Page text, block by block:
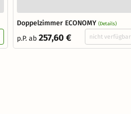
Doppelzimmer ECONOMY (Details)
p.P. ab 257,60 € nicht verfügbar